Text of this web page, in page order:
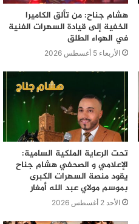
هشام جناح: من تألق الكاميرا
الخفية إلى قيادة السهرات الفنية
في الهواء الطلق
الأربعاء 5 أغسطس 2026
تحت الرعاية الملكية السامية:
الإعلامي و الصحفي هشام جناح
يقود منصة السهرات الكبرى
بموسم مولاي عبد الله أمغار
الأحد 2 أغسطس 2026